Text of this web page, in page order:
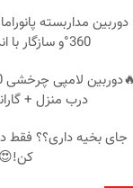
دوربین مداربسته
360°و سازگار با اندروید و ios
درب منزل +
کن!😍